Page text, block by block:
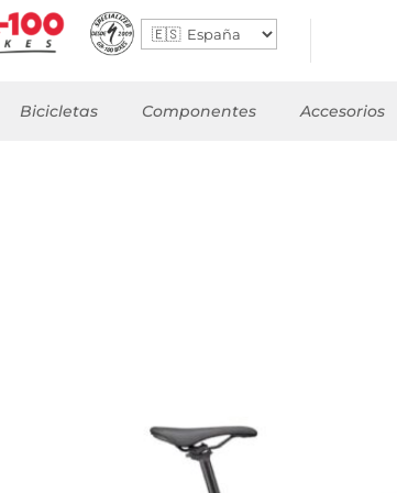
Bicicletas Componentes Accesorios